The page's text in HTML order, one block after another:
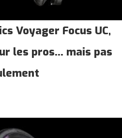
Voyager Focus UC,
les pros... mais pas